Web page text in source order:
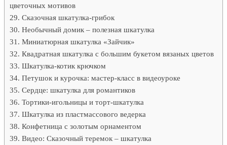
цветочных мотивов
Сказочная шкатулка-грибок
Необычный домик – полезная шкатулка
Миниатюрная шкатулка «Зайчик»
Квадратная шкатулка с большим букетом вязаных цветов
Шкатулка-котик крючком
Петушок и курочка: мастер-класс в видеоуроке
Сердце: шкатулка для романтиков
Тортики-игольницы и торт-шкатулка
Шкатулка из пластмассового ведерка
Конфетница с золотым орнаментом
Видео: Сказочный теремок – шкатулка